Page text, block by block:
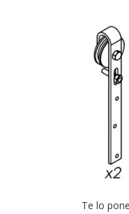
Te lo